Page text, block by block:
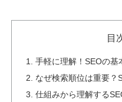
目
手軽に理解！SEOの基
なぜ検索順位は重要？
仕組みから理解する